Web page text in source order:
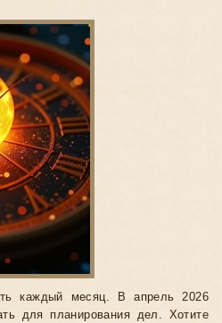
каждый месяц. В апрель 2026
для планирования дел. Хотите